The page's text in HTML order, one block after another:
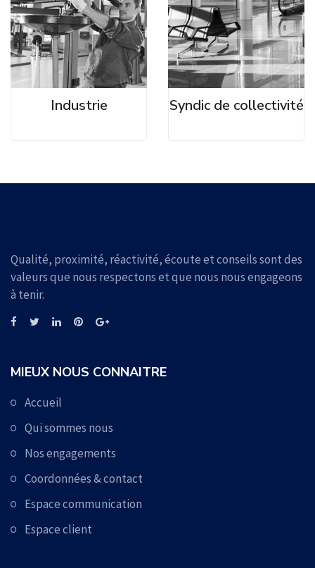
Industrie Syndic de collectivité
Qualité, proximité, réactivité, écoute et conseils sont des
valeurs que nous respectons et que nous nous engageons
à tenir.
MIEUX NOUS CONNAITRE
Accueil
Qui sommes nous
Nos engagements
Coordonnées & contact
Espace communication
Espace client